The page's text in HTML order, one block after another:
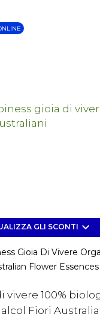
GLI SCONTI keyboard_arrow_down
Gioia Di Vivere
Flower Essences
vivere 100%
alcol Fiori